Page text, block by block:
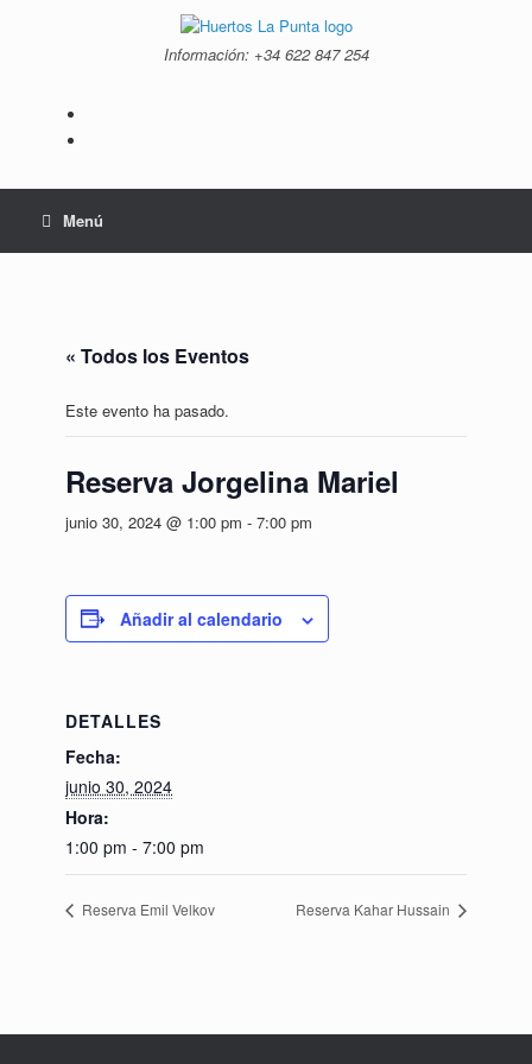
Información: +34 ‭622 847 254‬
Menú
« Todos los Eventos
Este evento ha pasado.
Reserva Jorgelina Mariel
junio 30, 2024 @ 1:00 pm - 7:00 pm
Añadir al calendario
DETALLES
Fecha:
junio 30, 2024
Hora:
1:00 pm - 7:00 pm
Reserva Emil Velkov Reserva Kahar Hussain